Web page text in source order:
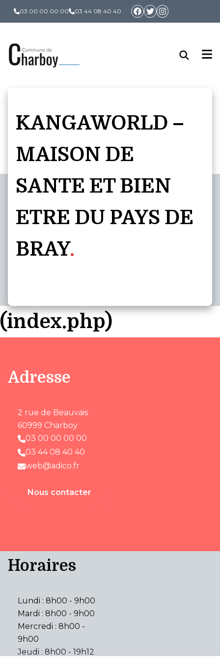
03 00 00 00 00 03 44 08 40 40
KANGAWORLD –
MAISON DE
SANTE ET BIEN
ETRE DU PAYS DE
BRAY
(index.php)
Adresse
2 rue de Beauvais
60999 Charboy
03 00 00 00 00
03 44 08 40 40
web@adico.fr
Nous contacter
Horaires
Lundi : 8h00 - 9h00
Mardi : 8h00 - 9h00
Mercredi : 8h00 -
9h00
Jeudi : 8h00 - 19h12
Panneau de gestion des cookies